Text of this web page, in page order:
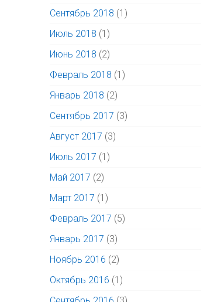
Сентябрь 2018 (1)
Июль 2018 (1)
Июнь 2018 (2)
Февраль 2018 (1)
Январь 2018 (2)
Сентябрь 2017 (3)
Август 2017 (3)
Июль 2017 (1)
Май 2017 (2)
Март 2017 (1)
Февраль 2017 (5)
Январь 2017 (3)
Ноябрь 2016 (2)
Октябрь 2016 (1)